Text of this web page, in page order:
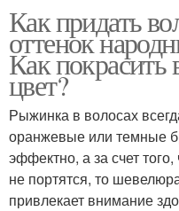
Как придать
оттенок
Как
цвет?
Рыжинка в волосах
оранжевые или темные
эффектно, а за счет
не портятся, то
привлекает внимание